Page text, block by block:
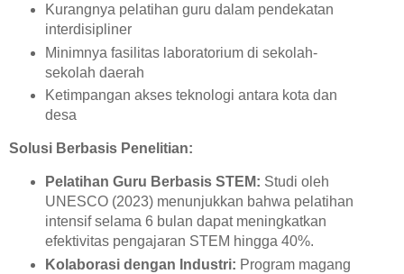
Kurangnya pelatihan guru dalam pendekatan
interdisipliner
Minimnya fasilitas laboratorium di sekolah-
sekolah daerah
Ketimpangan akses teknologi antara kota dan
desa
Solusi Berbasis Penelitian:
Pelatihan Guru Berbasis STEM: Studi oleh
UNESCO (2023) menunjukkan bahwa pelatihan
intensif selama 6 bulan dapat meningkatkan
efektivitas pengajaran STEM hingga 40%.
Kolaborasi dengan Industri: Program magang